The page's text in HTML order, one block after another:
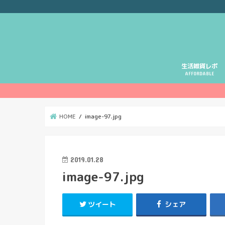
生活雑貨レポ
AFFORDABLE
HOME image-97.jpg
2019.01.28
image-97.jpg
ツイート シェア